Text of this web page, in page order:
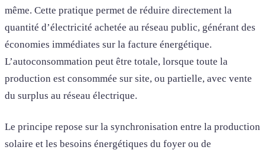
même. Cette pratique permet de réduire directement la
quantité d’électricité achetée au réseau public, générant des
économies immédiates sur la facture énergétique.
L’autoconsommation peut être totale, lorsque toute la
production est consommée sur site, ou partielle, avec vente
du surplus au réseau électrique.
Le principe repose sur la synchronisation entre la production
solaire et les besoins énergétiques du foyer ou de